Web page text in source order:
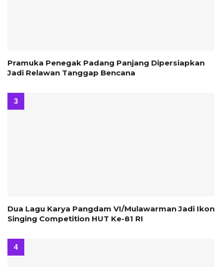
Pramuka Penegak Padang Panjang Dipersiapkan
Jadi Relawan Tanggap Bencana
Dua Lagu Karya Pangdam VI/Mulawarman Jadi Ikon
Singing Competition HUT Ke-81 RI